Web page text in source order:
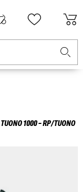
TUONO 1000 - RP/TUONO